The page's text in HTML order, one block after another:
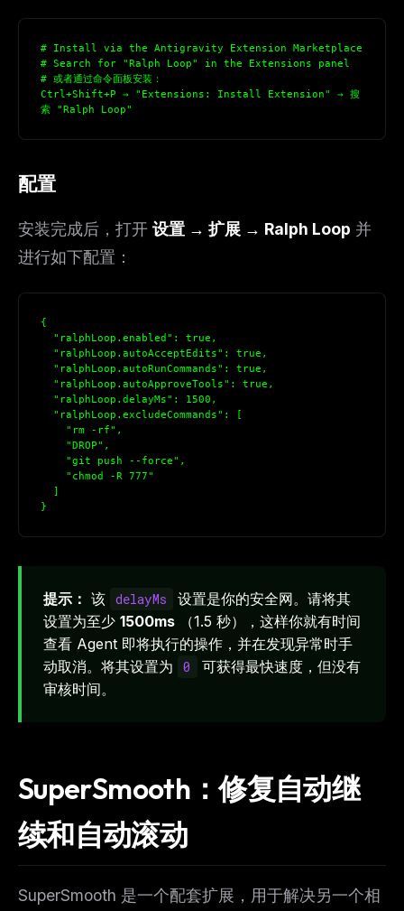
# Install via the Antigravity Extension Marketplace
# Search for "Ralph Loop" in the Extensions panel
# 或者通过命令面板安装：
Ctrl+Shift+P → "Extensions: Install Extension" → 搜
索 "Ralph Loop"
配置
安装完成后，打开 设置 → 扩展 → Ralph Loop 并
进行如下配置：
{
"ralphLoop.enabled": true,
"ralphLoop.autoAcceptEdits": true,
"ralphLoop.autoRunCommands": true,
"ralphLoop.autoApproveTools": true,
"ralphLoop.delayMs": 1500,
"ralphLoop.excludeCommands": [
"rm -rf",
"DROP",
"git push --force",
"chmod -R 777"
]
}
提示： 该 delayMs
设置是你的安全网。请将其
设置为至少 1500ms （1.5 秒），这样你就有时间
查看 Agent 即将执行的操作，并在发现异常时手
动取消。将其设置为
0
可获得最快速度，但没有
审核时间。
SuperSmooth：修复自动继
续和自动滚动
SuperSmooth 是一个配套扩展，用于解决另一个相